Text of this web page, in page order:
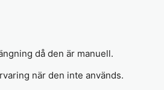
då den är manuell.
när den inte används.